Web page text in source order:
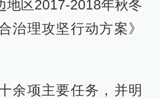
地区2017-2018年秋冬
治理攻坚行动方案》
余项主要任务，并明